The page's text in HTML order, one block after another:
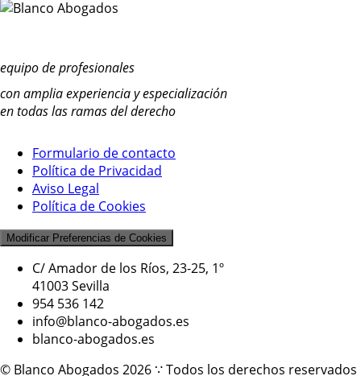
equipo de profesionales
con amplia experiencia y especialización
en todas las ramas del derecho
Formulario de contacto
Política de Privacidad
Aviso Legal
Política de Cookies
Modificar Preferencias de Cookies
C/ Amador de los Ríos, 23-25, 1º
41003 Sevilla
954 536 142
info@blanco-abogados.es
blanco-abogados.es
© Blanco Abogados 2026 ∵ Todos los derechos reservados